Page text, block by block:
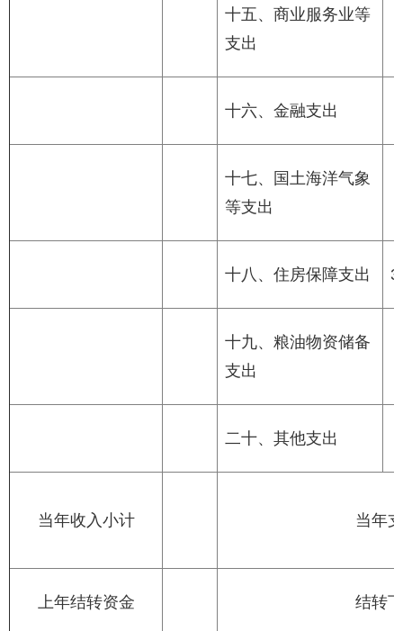
十五、商业服务业等
支出
十六、金融支出
十七、国土海洋气象
等支出
十八、住房保障支出
十九、粮油物资储备
支出
二十、其他支出
当年收入小计 当年
上年结转资金 结转